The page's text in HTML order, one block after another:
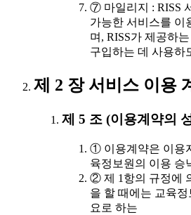
⑦ 마일리지 : RISS
가능한 서비스를 이
며, RISS가 제공하
구입하는 데 사용하
제 2 장 서비스 이용
제 5 조 (이용계약의
① 이용계약은 이용
육정보원의 이용 승
② 제 1항의 규정에
을 할 때에는 교육
요로 하는